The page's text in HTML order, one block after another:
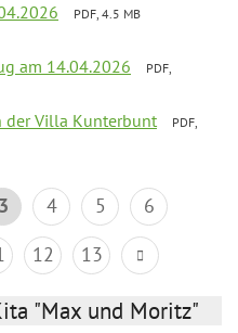
PDF, 4.5 MB
am 14.04.2026
PDF,
der Villa Kunterbunt
PDF,
3 4 5
6
12 13
"Max und Moritz"